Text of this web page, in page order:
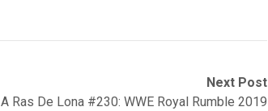
Next Post
A Ras De Lona #230: WWE Royal Rumble 2019